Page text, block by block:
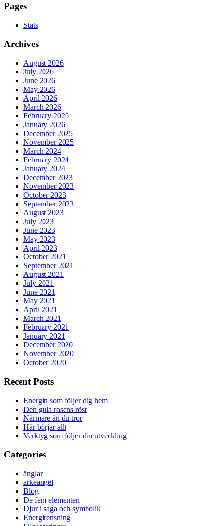
Pages
Stats
Archives
August 2026
July 2026
June 2026
May 2026
April 2026
March 2026
February 2026
January 2026
December 2025
November 2025
March 2024
February 2024
January 2024
December 2023
November 2023
October 2023
September 2023
August 2023
July 2023
June 2023
May 2023
April 2023
October 2021
September 2021
August 2021
July 2021
June 2021
May 2021
April 2021
March 2021
February 2021
January 2021
December 2020
November 2020
October 2020
Recent Posts
Energin som följer dig hem
Den gula rosens röst
Närmare än du tror
Här börjar allt
Verktyg som följer din utveckling
Categories
änglar
ärkeängel
Blog
De fem elementen
Djur i saga och symbolik
Energirensning